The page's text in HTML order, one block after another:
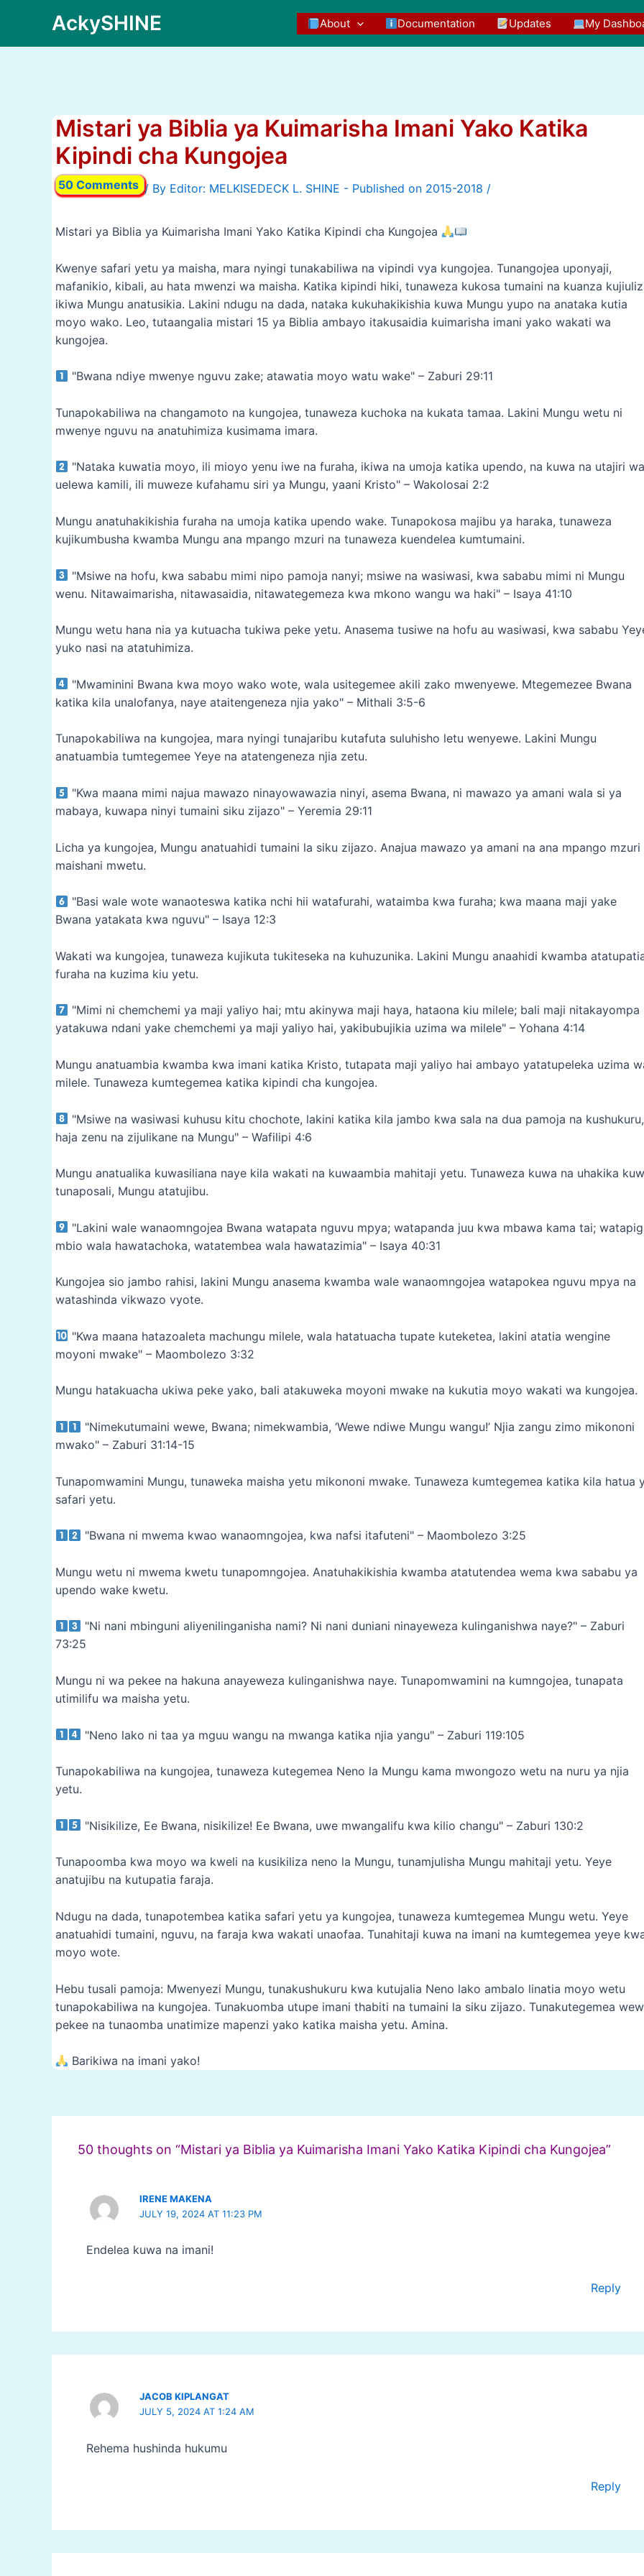
content
AckySHINE About Documentation Updates My
Mistari ya Biblia ya Kuimarisha Imani Yako Katika
Kipindi cha Kungojea
50 Comments / By /
Mistari ya Biblia ya Kuimarisha Imani Yako Katika Kipindi cha Kungojea
Kwenye safari yetu ya maisha, mara nyingi tunakabiliwa na vipindi vya kungojea. Tunangojea uponyaji,
mafanikio, kibali, au hata mwenzi wa maisha. Katika kipindi hiki, tunaweza kukosa tumaini na kuanza
ikiwa Mungu anatusikia. Lakini ndugu na dada, nataka kukuhakikishia kuwa Mungu yupo na anataka kutia
moyo wako. Leo, tutaangalia mistari 15 ya Biblia ambayo itakusaidia kuimarisha imani yako wakati wa
kungojea.
"Bwana ndiye mwenye nguvu zake; atawatia moyo watu wake" – Zaburi 29:11
Tunapokabiliwa na changamoto na kungojea, tunaweza kuchoka na kukata tamaa. Lakini Mungu wetu ni
mwenye nguvu na anatuhimiza kusimama imara.
"Nataka kuwatia moyo, ili mioyo yenu iwe na furaha, ikiwa na umoja katika upendo, na kuwa na utajiri
uelewa kamili, ili muweze kufahamu siri ya Mungu, yaani Kristo" – Wakolosai 2:2
Mungu anatuhakikishia furaha na umoja katika upendo wake. Tunapokosa majibu ya haraka, tunaweza
kujikumbusha kwamba Mungu ana mpango mzuri na tunaweza kuendelea kumtumaini.
"Msiwe na hofu, kwa sababu mimi nipo pamoja nanyi; msiwe na wasiwasi, kwa sababu mimi ni Mungu
wenu. Nitawaimarisha, nitawasaidia, nitawategemeza kwa mkono wangu wa haki" – Isaya 41:10
Mungu wetu hana nia ya kutuacha tukiwa peke yetu. Anasema tusiwe na hofu au wasiwasi, kwa sababu
yuko nasi na atatuhimiza.
"Mwaminini Bwana kwa moyo wako wote, wala usitegemee akili zako mwenyewe. Mtegemezee Bwana
katika kila unalofanya, naye ataitengeneza njia yako" – Mithali 3:5-6
Tunapokabiliwa na kungojea, mara nyingi tunajaribu kutafuta suluhisho letu wenyewe. Lakini Mungu
anatuambia tumtegemee Yeye na atatengeneza njia zetu.
"Kwa maana mimi najua mawazo ninayowawazia ninyi, asema Bwana, ni mawazo ya amani wala si ya
mabaya, kuwapa ninyi tumaini siku zijazo" – Yeremia 29:11
Licha ya kungojea, Mungu anatuahidi tumaini la siku zijazo. Anajua mawazo ya amani na ana mpango mzuri
maishani mwetu.
"Basi wale wote wanaoteswa katika nchi hii watafurahi, wataimba kwa furaha; kwa maana maji yake
Bwana yatakata kwa nguvu" – Isaya 12:3
Wakati wa kungojea, tunaweza kujikuta tukiteseka na kuhuzunika. Lakini Mungu anaahidi kwamba
furaha na kuzima kiu yetu.
"Mimi ni chemchemi ya maji yaliyo hai; mtu akinywa maji haya, hataona kiu milele; bali maji nitakayompa
yatakuwa ndani yake chemchemi ya maji yaliyo hai, yakibubujikia uzima wa milele" – Yohana 4:14
Mungu anatuambia kwamba kwa imani katika Kristo, tutapata maji yaliyo hai ambayo yatatupeleka uzima
milele. Tunaweza kumtegemea katika kipindi cha kungojea.
"Msiwe na wasiwasi kuhusu kitu chochote, lakini katika kila jambo kwa sala na dua pamoja na kushukuru,
haja zenu na zijulikane na Mungu" – Wafilipi 4:6
Mungu anatualika kuwasiliana naye kila wakati na kuwaambia mahitaji yetu. Tunaweza kuwa na uhakika
tunaposali, Mungu atatujibu.
"Lakini wale wanaomngojea Bwana watapata nguvu mpya; watapanda juu kwa mbawa kama tai;
mbio wala hawatachoka, watatembea wala hawatazimia" – Isaya 40:31
Kungojea sio jambo rahisi, lakini Mungu anasema kwamba wale wanaomngojea watapokea nguvu mpya na
watashinda vikwazo vyote.
"Kwa maana hatazoaleta machungu milele, wala hatatuacha tupate kuteketea, lakini atatia wengine
moyoni mwake" – Maombolezo 3:32
Mungu hatakuacha ukiwa peke yako, bali atakuweka moyoni mwake na kukutia moyo wakati wa kungojea.
"Nimekutumaini wewe, Bwana; nimekwambia, ‘Wewe ndiwe Mungu wangu!’ Njia zangu zimo mikononi
mwako" – Zaburi 31:14-15
Tunapomwamini Mungu, tunaweka maisha yetu mikononi mwake. Tunaweza kumtegemea katika kila hatua
safari yetu.
"Bwana ni mwema kwao wanaomngojea, kwa nafsi itafuteni" – Maombolezo 3:25
Mungu wetu ni mwema kwetu tunapomngojea. Anatuhakikishia kwamba atatutendea wema kwa sababu ya
upendo wake kwetu.
"Ni nani mbinguni aliyenilinganisha nami? Ni nani duniani ninayeweza kulinganishwa naye?" – Zaburi
73:25
Mungu ni wa pekee na hakuna anayeweza kulinganishwa naye. Tunapomwamini na kumngojea, tunapata
utimilifu wa maisha yetu.
"Neno lako ni taa ya mguu wangu na mwanga katika njia yangu" – Zaburi 119:105
Tunapokabiliwa na kungojea, tunaweza kutegemea Neno la Mungu kama mwongozo wetu na nuru ya njia
yetu.
"Nisikilize, Ee Bwana, nisikilize! Ee Bwana, uwe mwangalifu kwa kilio changu" – Zaburi 130:2
Tunapoomba kwa moyo wa kweli na kusikiliza neno la Mungu, tunamjulisha Mungu mahitaji yetu. Yeye
anatujibu na kutupatia faraja.
Ndugu na dada, tunapotembea katika safari yetu ya kungojea, tunaweza kumtegemea Mungu wetu. Yeye
anatuahidi tumaini, nguvu, na faraja kwa wakati unaofaa. Tunahitaji kuwa na imani na kumtegemea yeye
moyo wote.
Hebu tusali pamoja: Mwenyezi Mungu, tunakushukuru kwa kutujalia Neno lako ambalo linatia moyo wetu
tunapokabiliwa na kungojea. Tunakuomba utupe imani thabiti na tumaini la siku zijazo. Tunakutegemea
pekee na tunaomba unatimize mapenzi yako katika maisha yetu. Amina.
Barikiwa na imani yako!
navigation
50 thoughts on “Mistari ya Biblia ya Kuimarisha Imani Yako Katika Kipindi cha Kungojea”
IRENE MAKENA
JULY 19, 2024 AT 11:23 PM
Endelea kuwa na imani!
Reply
JACOB KIPLANGAT
JULY 5, 2024 AT 1:24 AM
Rehema hushinda hukumu
Reply